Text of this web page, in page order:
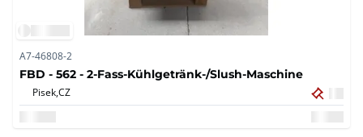
A7-46808-2
FBD - 562 - 2-Fass-Kühlgetränk-/Slush-Maschine
Pisek,CZ